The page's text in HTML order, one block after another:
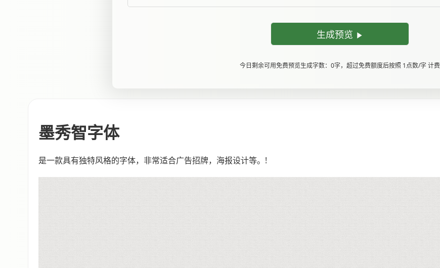
生成预览
今日剩余可用免费预览生成字数：0字，超过免费额度后按照 1点数/字 计费
墨秀智字体
是一款具有独特风格的字体，非常适合广告招牌，海报设计等。!